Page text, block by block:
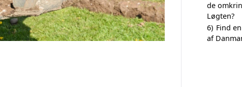
de
Løgten?
6) Find
af